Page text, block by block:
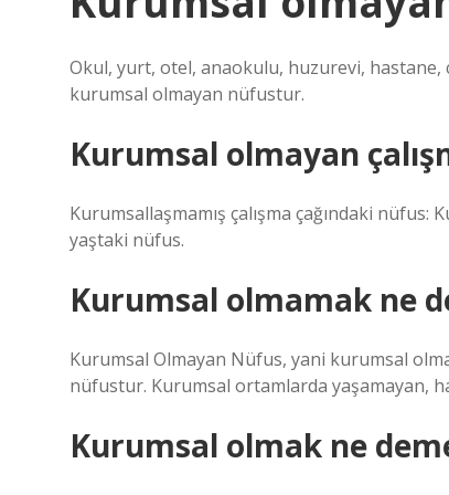
Okul, yurt, otel, anaokulu, huzurevi, hastane,
kurumsal olmayan nüfustur.
Kurumsal olmayan
Kurumsallaşmamış çalışma çağındaki
yaştaki nüfus.
Kurumsal olmamak ne
Kurumsal Olmayan Nüfus, yani kurumsal
nüfustur. Kurumsal ortamlarda yaşamayan,
Kurumsal olmak ne